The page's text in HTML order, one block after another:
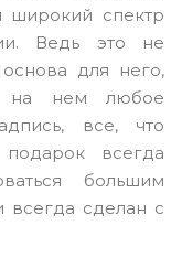
широкий спектр
Ведь это не
для него,
на нем любое
все, что
всегда
большим
всегда сделан с